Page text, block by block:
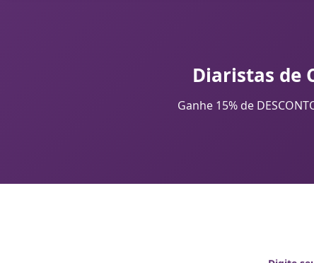
Diaristas de
Ganhe 15% de